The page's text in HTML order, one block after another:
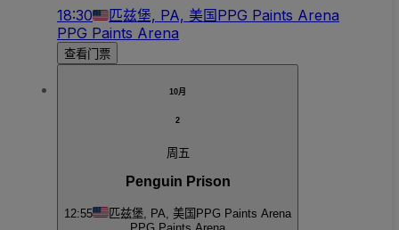
18:30 匹兹堡, PA, 美国PPG Paints Arena
PPG Paints Arena
查看门票
10月
2
周五
Penguin Prison
12:55 匹兹堡, PA, 美国 PPG Paints Arena